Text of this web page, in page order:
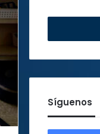
Síguenos